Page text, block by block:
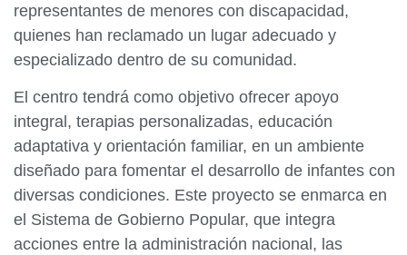
representantes de menores con discapacidad,
quienes han reclamado un lugar adecuado y
especializado dentro de su comunidad.
El centro tendrá como objetivo ofrecer apoyo
integral, terapias personalizadas, educación
adaptativa y orientación familiar, en un ambiente
diseñado para fomentar el desarrollo de infantes con
diversas condiciones. Este proyecto se enmarca en
el Sistema de Gobierno Popular, que integra
acciones entre la administración nacional, las